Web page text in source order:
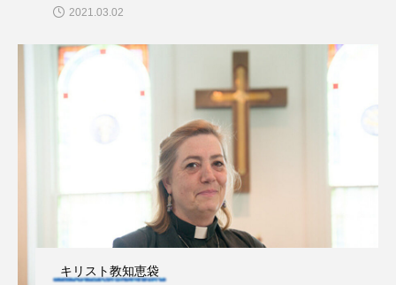
2021.03.02
キリスト教知恵袋